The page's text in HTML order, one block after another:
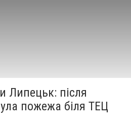
Липецьк: після
пожежа біля ТЕЦ